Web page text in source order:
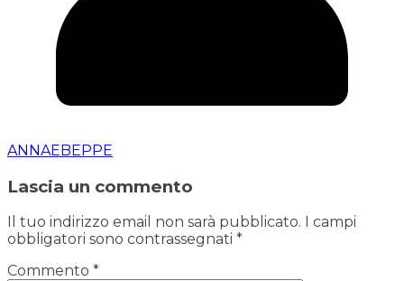
ANNAEBEPPE
Lascia un commento
Il tuo indirizzo email non sarà pubblicato.
I campi
obbligatori sono contrassegnati *
Commento *